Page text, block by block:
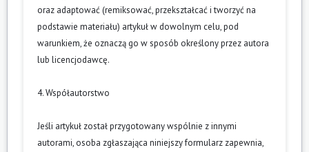
oraz adaptować (remiksować, przekształcać i tworzyć na
podstawie materiału) artykuł w dowolnym celu, pod
warunkiem, że oznaczą go w sposób określony przez autora
lub licencjodawcę.
4. Współautorstwo
Jeśli artykuł został przygotowany wspólnie z innymi
autorami, osoba zgłaszająca niniejszy formularz zapewnia,